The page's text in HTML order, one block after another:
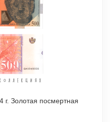
Золотая посмертная